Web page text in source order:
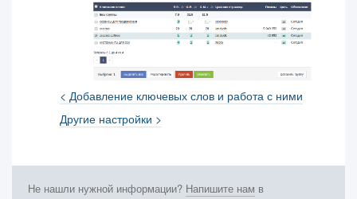
< Добавление ключевых слов и работа с ними
Другие настройки >
Не нашли нужной информации? Напишите нам в